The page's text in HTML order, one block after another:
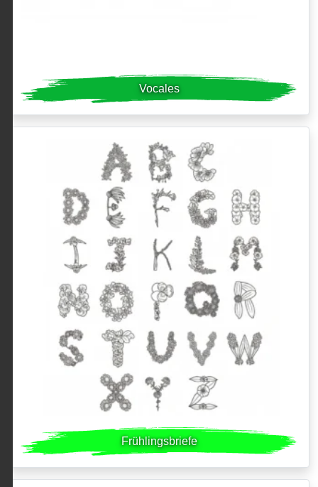
Vocales
Frühlingsbriefe